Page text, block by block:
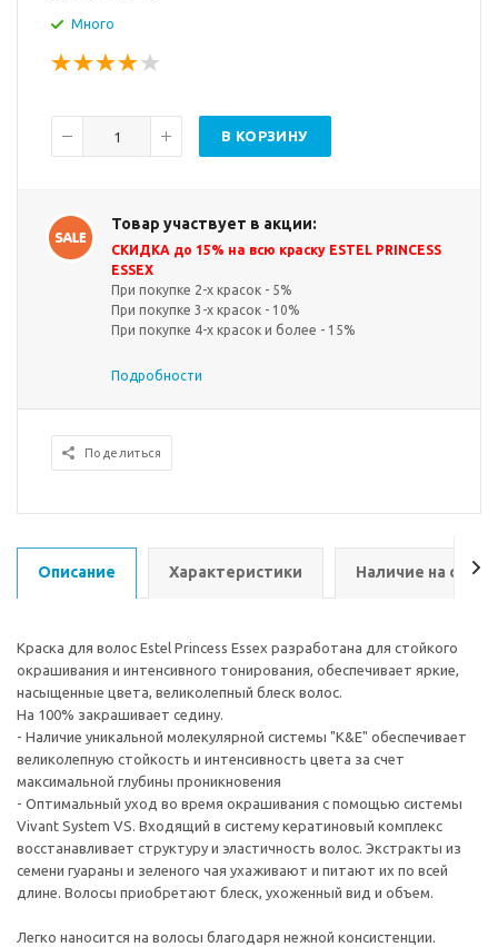
Много
В КОРЗИНУ
Товар участвует в акции:
СКИДКА до 15% на всю краску ESTEL PRINCESS
ESSEX
При покупке 2-х красок - 5%
При покупке 3-х красок - 10%
При покупке 4-х красок и более - 15%
Подробности
Поделиться
Описание Характеристики Наличие на
Краска для волос Estel Princess Essex разработана для стойкого
окрашивания и интенсивного тонирования, обеспечивает яркие,
насыщенные цвета, великолепный блеск волос.
На 100% закрашивает седину.
- Наличие уникальной молекулярной системы "K&E" обеспечивает
великолепную стойкость и интенсивность цвета за счет
максимальной глубины проникновения
- Оптимальный уход во время окрашивания с помощью системы
Vivant System VS. Входящий в систему кератиновый комплекс
восстанавливает структуру и эластичность волос. Экстракты из
семени гуараны и зеленого чая ухаживают и питают их по всей
длине. Волосы приобретают блеск, ухоженный вид и объем.
Легко наносится на волосы благодаря нежной консистенции.